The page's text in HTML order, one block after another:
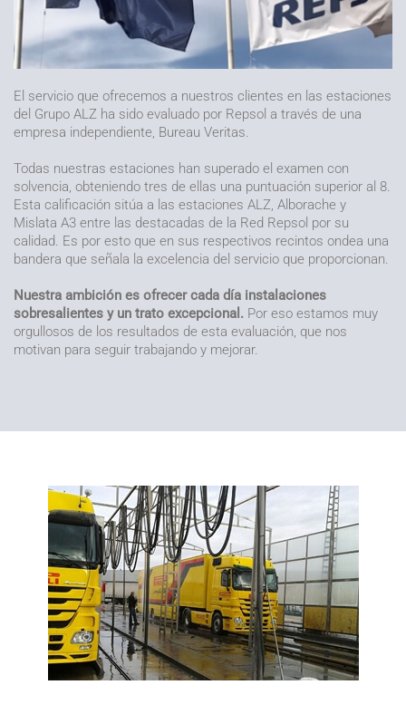
El servicio que ofrecemos a nuestros clientes en las estaciones
del Grupo ALZ ha sido evaluado por Repsol a través de una
empresa independiente, Bureau Veritas.
Todas nuestras estaciones han superado el examen con
solvencia, obteniendo tres de ellas una puntuación superior al 8.
Esta calificación sitúa a las estaciones ALZ, Alborache y
Mislata A3 entre las destacadas de la Red Repsol por su
calidad. Es por esto que en sus respectivos recintos ondea una
bandera que señala la excelencia del servicio que proporcionan.
Nuestra ambición es ofrecer cada día instalaciones
sobresalientes y un trato excepcional. Por eso estamos muy
orgullosos de los resultados de esta evaluación, que nos
motivan para seguir trabajando y mejorar.